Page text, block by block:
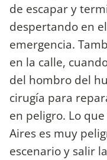
de escapar y
despertando en
emergencia.
en la calle,
del hombro del
cirugía para
en peligro. Lo
Aires es muy
escenario y salir